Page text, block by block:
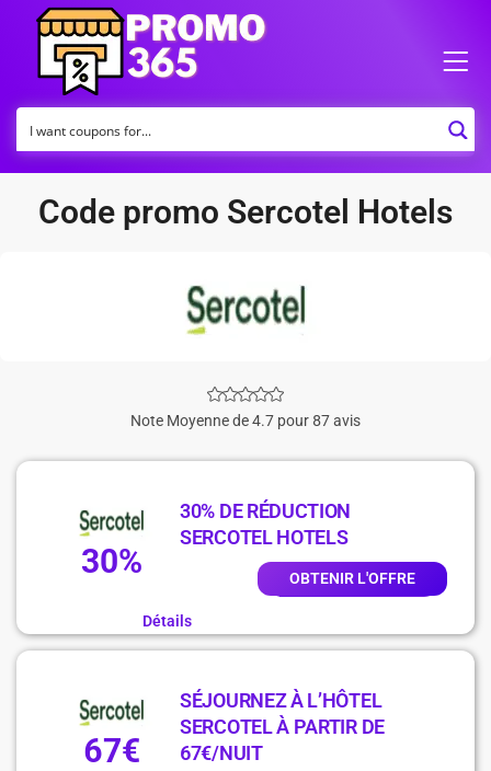
Code promo Sercotel Hotels
Note Moyenne de 4.7 pour 87 avis
30%
30% DE RÉDUCTION
SERCOTEL HOTELS
OBTENIR L'OFFRE
Détails
67€
SÉJOURNEZ À L’HÔTEL
SERCOTEL À PARTIR DE
67€/NUIT